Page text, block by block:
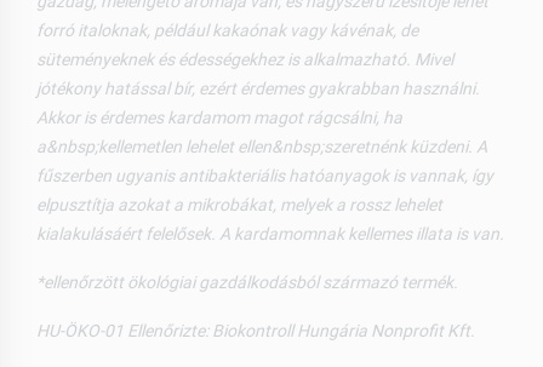
forró italoknak, például kakaónak vagy kávénak, de
süteményeknek és édességekhez is alkalmazható. Mivel
jótékony hatással bír, ezért érdemes gyakrabban használni.
Akkor is érdemes kardamom magot rágcsálni, ha
a&nbsp;kellemetlen lehelet ellen&nbsp;szeretnénk küzdeni. A
fűszerben ugyanis antibakteriális hatóanyagok is vannak, így
elpusztítja azokat a mikrobákat, melyek a rossz lehelet
kialakulásáért felelősek. A kardamomnak kellemes illata is van.
*ellenőrzött ökológiai gazdálkodásból származó termék.
HU-ÖKO-01 Ellenőrizte: Biokontroll Hungária Nonprofit Kft.